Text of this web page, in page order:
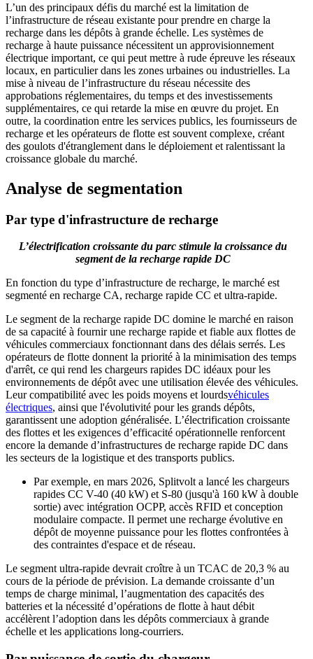
L’un des principaux défis du marché est la limitation de
l’infrastructure de réseau existante pour prendre en charge la
recharge dans les dépôts à grande échelle. Les systèmes de
recharge à haute puissance nécessitent un approvisionnement
électrique important, ce qui peut mettre à rude épreuve les réseaux
locaux, en particulier dans les zones urbaines ou industrielles. La
mise à niveau de l’infrastructure du réseau nécessite des
approbations réglementaires, du temps et des investissements
supplémentaires, ce qui retarde la mise en œuvre du projet. En
outre, la coordination entre les services publics, les fournisseurs de
recharge et les opérateurs de flotte est souvent complexe, créant
des goulots d'étranglement dans le déploiement et ralentissant la
croissance globale du marché.
Analyse de segmentation
Par type d'infrastructure de recharge
L’électrification croissante du parc stimule la croissance du
segment de la recharge rapide DC
En fonction du type d’infrastructure de recharge, le marché est
segmenté en recharge CA, recharge rapide CC et ultra-rapide.
Le segment de la recharge rapide DC domine le marché en raison
de sa capacité à fournir une recharge rapide et fiable aux flottes de
véhicules commerciaux fonctionnant dans des délais serrés. Les
opérateurs de flotte donnent la priorité à la minimisation des temps
d'arrêt, ce qui rend les chargeurs rapides DC idéaux pour les
environnements de dépôt avec une utilisation élevée des véhicules.
Leur compatibilité avec les poids moyens et lourdsvéhicules
électriques, ainsi que l'évolutivité pour les grands dépôts,
garantissent une adoption généralisée. L’électrification croissante
des flottes et les exigences d’efficacité opérationnelle renforcent
encore la demande d’infrastructures de recharge rapide DC dans
les secteurs de la logistique et des transports publics.
Par exemple, en mars 2026, Splitvolt a lancé les chargeurs
rapides CC V-40 (40 kW) et S-80 (jusqu'à 160 kW à double
sortie) avec intégration OCPP, accès RFID et conception
modulaire compacte. Il permet une recharge évolutive en
dépôt de moyenne puissance pour les flottes confrontées à
des contraintes d'espace et de réseau.
Le segment ultra-rapide devrait croître à un TCAC de 20,3 % au
cours de la période de prévision. La demande croissante d’un
temps de charge minimal, l’augmentation des capacités des
batteries et la nécessité d’opérations de flotte à haut débit
accélèrent l’adoption dans les dépôts commerciaux à grande
échelle et les applications long-courriers.